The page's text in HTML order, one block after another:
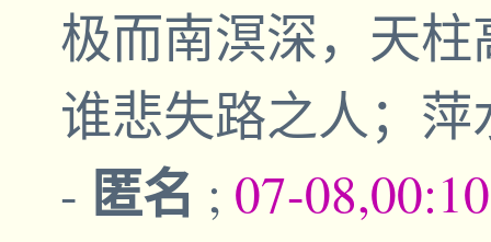
极而南溟深，天
谁悲失路之人；
- 匿名 ; 07-